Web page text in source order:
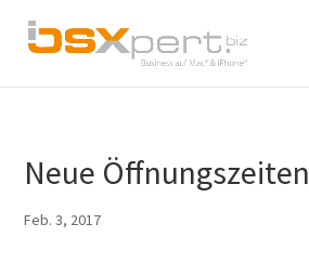
Neue Öffnungszeiten
Feb. 3, 2017